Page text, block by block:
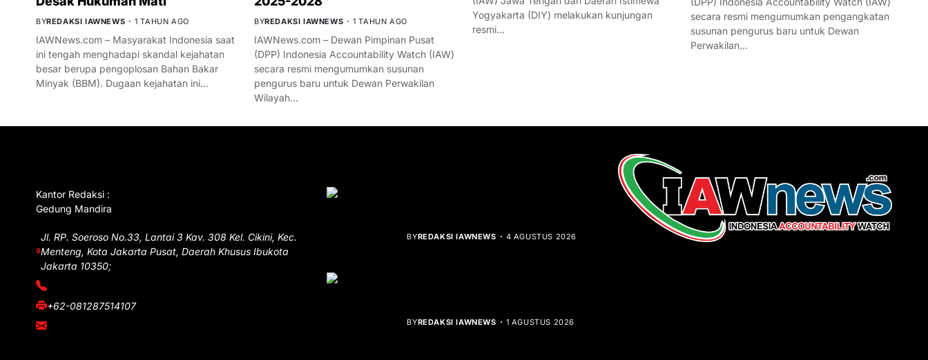
BYREDAKSI IAWNEWS 1 TAHUN AGO
IAWNews.com – Masyarakat Indonesia saat
ini tengah menghadapi skandal kejahatan
besar berupa pengoplosan Bahan Bakar
Minyak (BBM). Dugaan kejahatan ini…
BYREDAKSI IAWNEWS 1 TAHUN AGO
IAWNews.com – Dewan Pimpinan Pusat
(DPP) Indonesia Accountability Watch (IAW)
secara resmi mengumumkan susunan
pengurus baru untuk Dewan Perwakilan
Wilayah…
Yogyakarta (DIY) melakukan kunjungan
resmi…
secara resmi mengumumkan pengangkatan
susunan pengurus baru untuk Dewan
Perwakilan…
Kantor Redaksi :
Gedung Mandira
Jl. RP. Soeroso No.33, Lantai 3 Kav. 308 Kel. Cikini, Kec.
Menteng, Kota Jakarta Pusat, Daerah Khusus Ibukota
Jakarta 10350;
+62-081287514107
BYREDAKSI IAWNEWS 4 AGUSTUS 2026
BYREDAKSI IAWNEWS 1 AGUSTUS 2026